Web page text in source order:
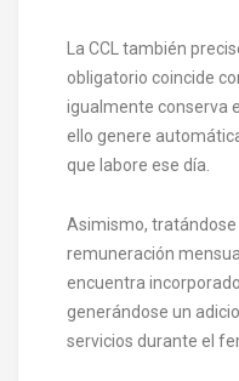
La CCL también
obligatorio coincide
igualmente conserva
ello genere
que labore ese día.
Asimismo,
remuneración
encuentra
generándose un
servicios durante el